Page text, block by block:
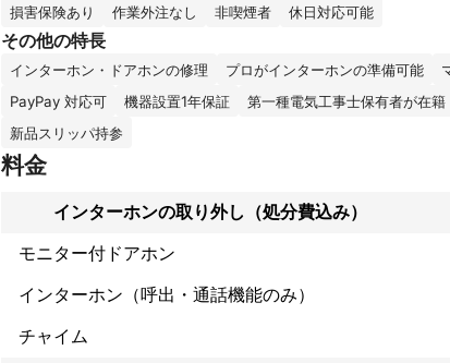
積水ハウス電気工事士として勤務
情報通信システム会社に勤務
トヨタ、小中大学校、電話・ LAN工事
総合病院、ナースコール設備改修
大規模マンションインターホン改修工事
公団マンションインターホン改修工事
防犯カメラ工事
アピールポイント
損害保険あり 作業外注なし 非喫煙者 休日対応可能
その他の特長
インターホン・ドアホンの修理 プロがインターホンの準備可能
PayPay 対応可
機器設置1年保証 第一種電気工事士保有者が在籍
新品スリッパ持参
料金
インターホンの取り外し（処分費込み）
モニター付ドアホン
インターホン（呼出・通話機能のみ）
チャイム